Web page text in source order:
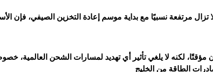
مرتفعة نسبيًا مع بداية موسم إعادة التخزين الصيفي، فإن
لكنه لا يلغي تأثير أي تهديد لمسارات الشحن العالمية،